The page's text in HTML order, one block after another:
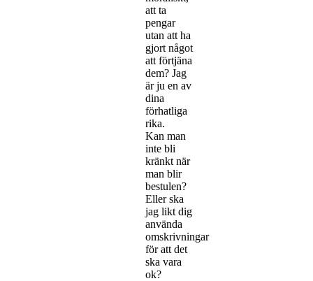
att ta
pengar
utan att ha
gjort något
att förtjäna
dem? Jag
är ju en av
dina
förhatliga
rika.
Kan man
inte bli
kränkt när
man blir
bestulen?
Eller ska
jag likt dig
använda
omskrivningar
för att det
ska vara
ok?